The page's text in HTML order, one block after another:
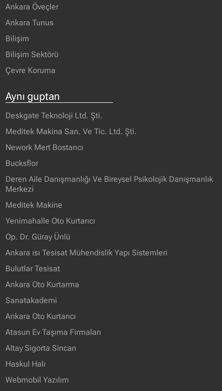
Ankara Öveçler
Ankara Tunus
Bilişim
Bilişim Sektörü
Çevre Koruma
Aynı guptan
Deskgate Teknoloji Ltd. Şti.
Meditek Makina San. Ve Tic. Ltd. Şti.
Nework Mert Bostancı
Bucksflor
Deren Aile Danışmanlığı Ve Bireysel Psikolojik Danışmanlık
Merkezi
Meditek Makine
Yenimahalle Oto Kurtarıcı
Op. Dr. Güray Ünlü
Ankara ısı Tesisat Mühendislik Yapı Sistemleri
Bulutlar Tesisat
Ankara Oto Kurtarma
Sanatakademi
Ankara Oto Kurtarıcı
Atasun Ev Taşıma Firmaları
Altay Sigorta Sincan
Haskul Halı
Webmobil Yazılım